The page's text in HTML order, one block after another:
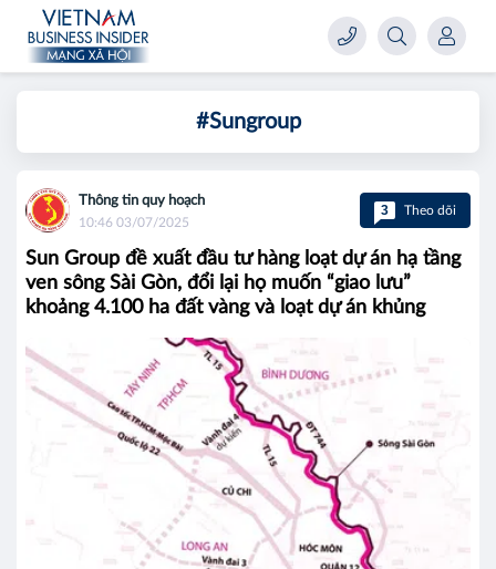
#Sungroup
Thông tin quy hoạch
10:46 03/07/2025
3 Theo dõi
Sun Group đề xuất đầu tư hàng loạt dự án hạ tầng
ven sông Sài Gòn, đổi lại họ muốn “giao lưu”
khoảng 4.100 ha đất vàng và loạt dự án khủng